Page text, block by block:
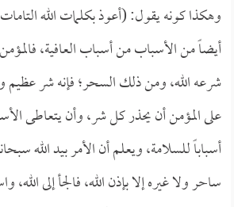
وهكذا كونه يقول: (أعوذ بكلمات الله
أيضاً من الأسباب من أسباب العافية،
شرعه الله، ومن ذلك السحر؛ فإنه شر
على المؤمن أن يحذر كل شر، وأن يتعاطى
أسباباً للسلامة، ويعلم أن الأمر بيد الله
ساحر ولا غيره إلا بإذن الله، فالجأ إلى الله،